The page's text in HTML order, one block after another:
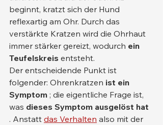
beginnt, kratzt sich der Hund
reflexartig am Ohr. Durch das
verstärkte Kratzen wird die Ohrhaut
immer stärker gereizt, wodurch ein
Teufelskreis entsteht.
Der entscheidende Punkt ist
folgender: Ohrenkratzen ist ein
Symptom ; die eigentliche Frage ist,
was dieses Symptom ausgelöst hat
. Anstatt das Verhalten also mit der